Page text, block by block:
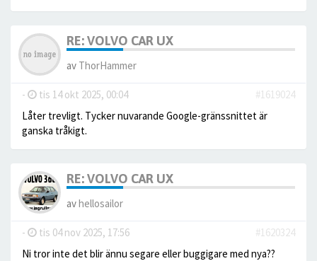
RE: VOLVO CAR UX
av ThorHammer
- tis 14 okt 2025, 00:04
#1619024
Låter trevligt. Tycker nuvarande Google-gränssnittet är
ganska tråkigt.
RE: VOLVO CAR UX
avhellosailor
- tis 04 nov 2025, 17:56
#1620324
Ni tror inte det blir ännu segare eller buggigare med nya??